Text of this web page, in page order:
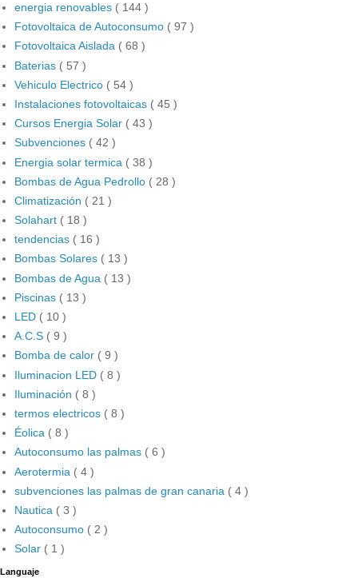
energia renovables ( 144 )
Fotovoltaica de Autoconsumo ( 97 )
Fotovoltaica Aislada ( 68 )
Baterias ( 57 )
Vehiculo Electrico ( 54 )
Instalaciones fotovoltaicas ( 45 )
Cursos Energia Solar ( 43 )
Subvenciones ( 42 )
Energia solar termica ( 38 )
Bombas de Agua Pedrollo ( 28 )
Climatización ( 21 )
Solahart ( 18 )
tendencias ( 16 )
Bombas Solares ( 13 )
Bombas de Agua ( 13 )
Piscinas ( 13 )
LED ( 10 )
A.C.S ( 9 )
Bomba de calor ( 9 )
Iluminacion LED ( 8 )
Iluminación ( 8 )
termos electricos ( 8 )
Éolica ( 8 )
Autoconsumo las palmas ( 6 )
Aerotermia ( 4 )
subvenciones las palmas de gran canaria ( 4 )
Nautica ( 3 )
Autoconsumo ( 2 )
Solar ( 1 )
Languaje